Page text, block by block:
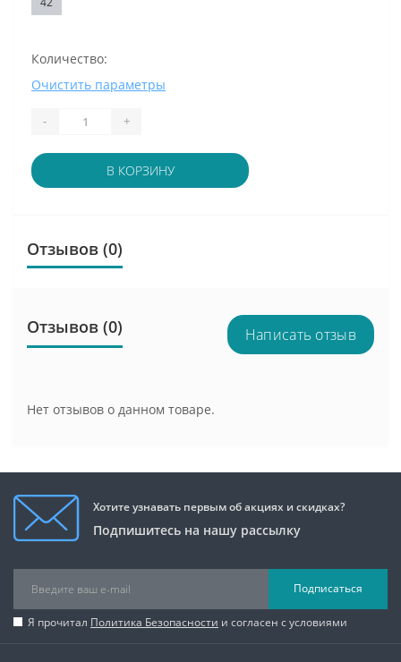
Количество:
Очистить параметры
- +
В КОРЗИНУ
Отзывов (0)
Отзывов (0) Написать отзыв
Нет отзывов о данном товаре.
Хотите узнавать первым об акциях и скидках?
Подпишитесь на нашу рассылку
Подписаться
Я прочитал Политика Безопасности и согласен с условиями